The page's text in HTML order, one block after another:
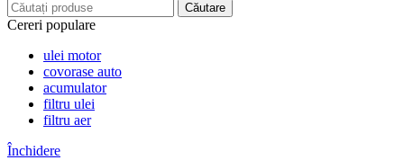
Căutare
Cereri populare
ulei motor
covorase auto
acumulator
filtru ulei
filtru aer
Închidere